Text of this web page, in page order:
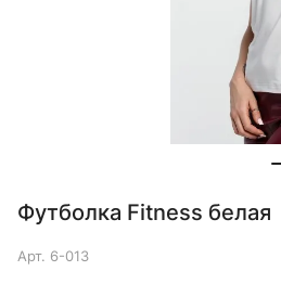
Футболка Fitness белая
Арт. 6-013